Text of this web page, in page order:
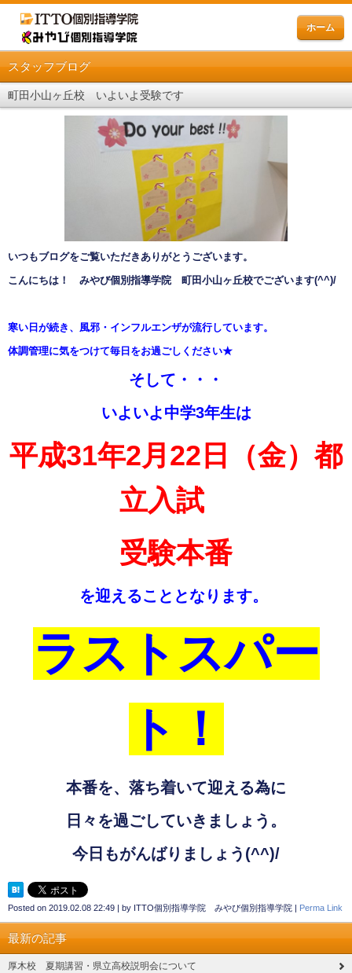
ホーム
スタッフブログ
町田小山ヶ丘校 いよいよ受験です
いつもブログをご覧いただきありがとうございます。
こんにちは！ みやび個別指導学院 町田小山ヶ丘校でございます(^^)/
寒い日が続き、風邪・インフルエンザが流行しています。
体調管理に気をつけて毎日をお過ごしください★
そして・・・
いよいよ中学3年生は
平成31年2月 22 日（金）都
立入試
受験本番
を迎えることとなります。
ラストスパー
ト！
本番を、落ち着いて迎える為に
日々を過ごしていきましょう。
今日もがんばりましょう (^^)/
Posted on 2019.02.08 22:49 | by ITTO個別指導学院 みやび個別指導学院 | Perma Link
最新の記事
厚木校 夏期講習・県立高校説明会について